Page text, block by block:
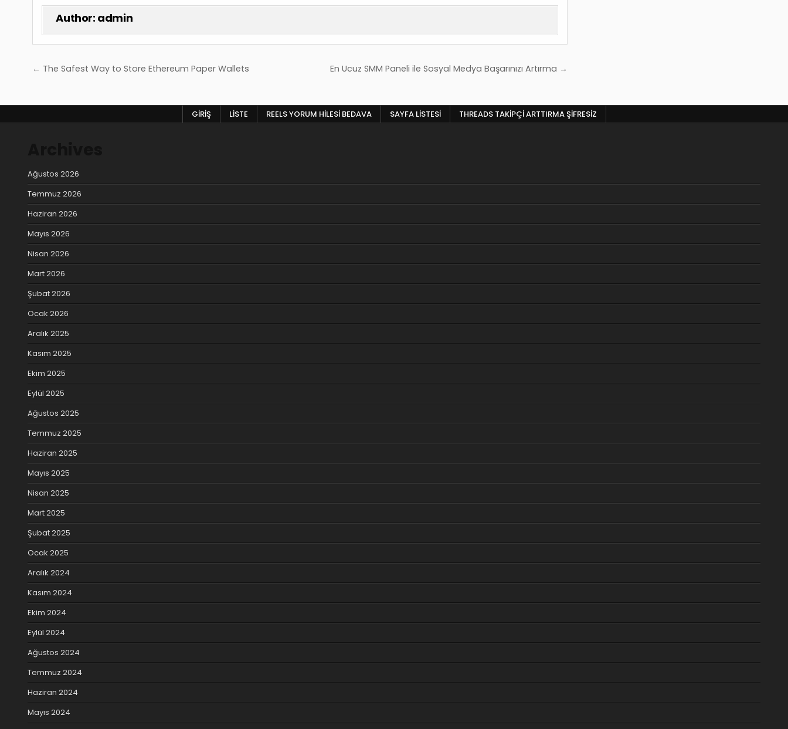
Author: admin
Yazı En Ucuz SMM Paneli ile Sosyal Medya Başarınızı Artırma →
← The Safest Way to Store Ethereum Paper Wallets
GIRIŞ LISTE REELS YORUM HILESI BEDAVA SAYFA LISTESI THREADS TAKIPÇI ARTTIRMA ŞIFRESIZ
Ağustos 2026
Temmuz 2026
Haziran 2026
Mayıs 2026
Nisan 2026
Mart 2026
Şubat 2026
Ocak 2026
Aralık 2025
Kasım 2025
Ekim 2025
Eylül 2025
Ağustos 2025
Temmuz 2025
Haziran 2025
Mayıs 2025
Nisan 2025
Mart 2025
Şubat 2025
Ocak 2025
Aralık 2024
Kasım 2024
Ekim 2024
Eylül 2024
Ağustos 2024
Temmuz 2024
Haziran 2024
Mayıs 2024